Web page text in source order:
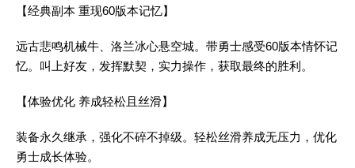
【经典副本 重现60版本记忆】
远古悲鸣机械牛、洛兰冰心悬空城。带勇士感受60版本情怀记
忆。叫上好友，发挥默契，实力操作，获取最终的胜利。
【体验优化 养成轻松且丝滑】
装备永久继承，强化不碎不掉级。轻松丝滑养成无压力，优化
勇士成长体验。